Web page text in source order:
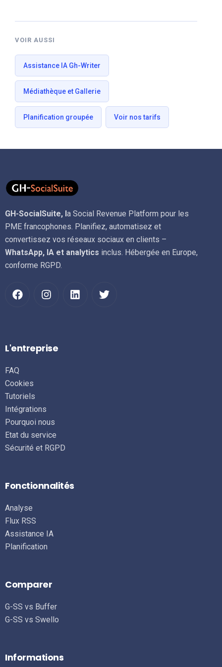
VOIR AUSSI
Assistance IA Gh-Writer
Médiathèque et Gallerie
Planification groupée Voir nos tarifs
GH-SocialSuite, l a Social Revenue Platform pour les
PME francophones. Planifiez, automatisez et
convertissez vos réseaux sociaux en clients –
WhatsApp, IA et analytics inclus. Hébergée en Europe,
conforme RGPD.
L'entreprise
FAQ
Cookies
Tutoriels
Intégrations
Pourquoi nous
Etat du service
Sécurité et RGPD
Fonctionnalités
Analyse
Flux RSS
Assistance IA
Planification
Comparer
G-SS vs Buffer
G-SS vs Swello
Informations